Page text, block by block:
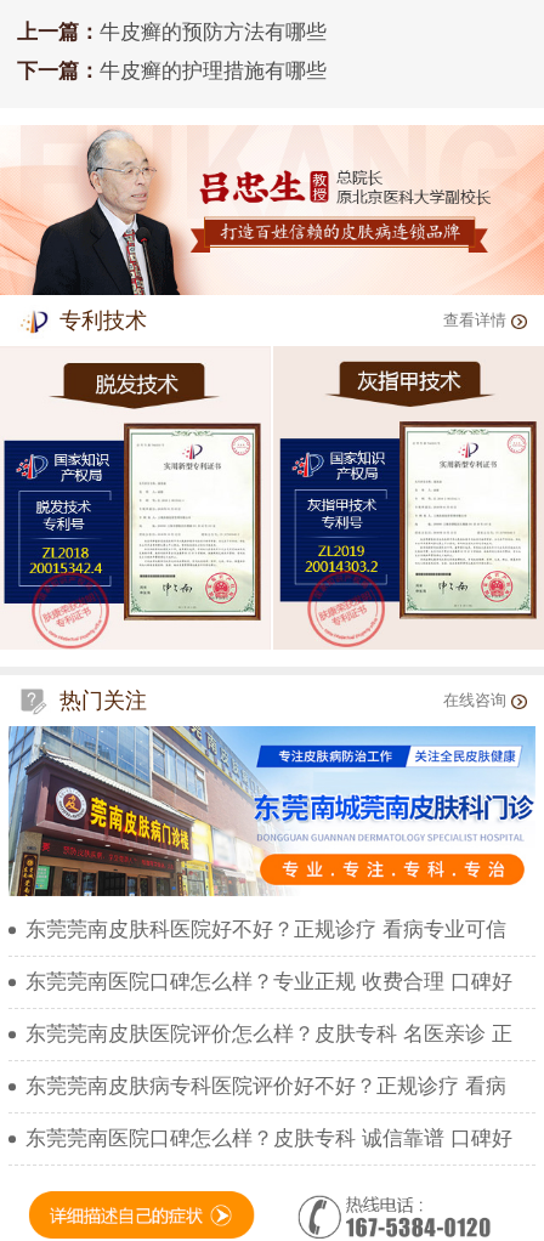
上一篇： 牛皮癣的预防方法有哪些
下一篇： 牛皮癣的护理措施有哪些
专利技术 查看详情
热门关注 在线咨询
东莞莞南皮肤科医院好不好？正规诊疗 看病专业可信
东莞莞南医院口碑怎么样？专业正规 收费合理 口碑好
东莞莞南皮肤医院评价怎么样？皮肤专科 名医亲诊 正
东莞莞南皮肤病专科医院评价好不好？正规诊疗 看病
东莞莞南医院口碑怎么样？皮肤专科 诚信靠谱 口碑好